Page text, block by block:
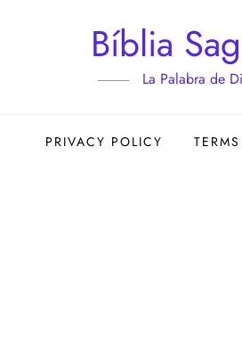
Bíblia
La Palabra de
PRIVACY POLICY